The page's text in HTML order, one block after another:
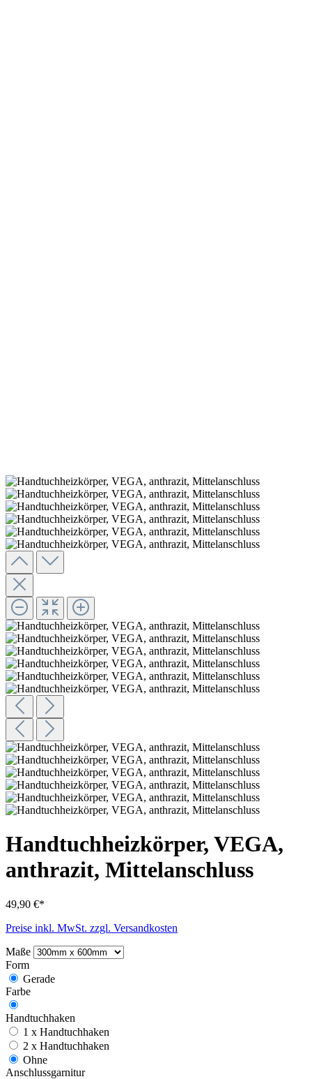
Handtuchheizkörper, VEGA,
anthrazit, Mittelanschluss
49,90 €*
Preise inkl. MwSt. zzgl. Versandkosten
Maße
Form
Gerade
Farbe
Handtuchhaken
1 x Handtuchhaken
2 x Handtuchhaken
Ohne
Anschlussgarnitur